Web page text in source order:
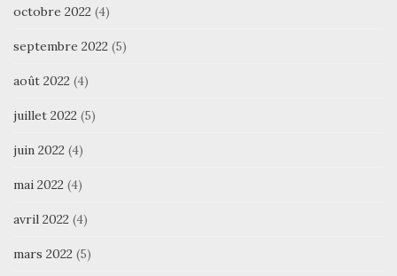
octobre 2022 (4)
septembre 2022 (5)
août 2022 (4)
juillet 2022 (5)
juin 2022 (4)
mai 2022 (4)
avril 2022 (4)
mars 2022 (5)